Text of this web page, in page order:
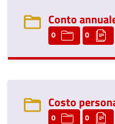
Conto
0 0
Costo
0 0